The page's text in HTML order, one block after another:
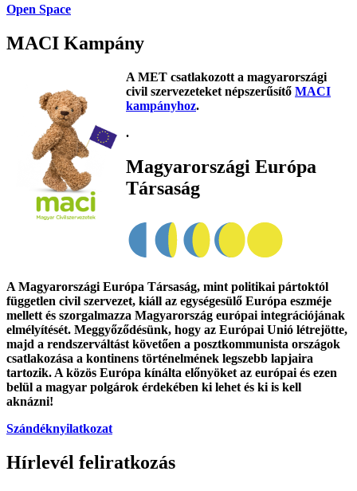
Open Space
MACI Kampány
A MET csatlakozott a magyarországi
civil szervezeteket népszerűsítő MACI
kampányhoz.
.
Magyarországi Európa
Társaság
A Magyarországi Európa Társaság, mint politikai pártoktól
független civil szervezet, kiáll az egységesülő Európa eszméje
mellett és szorgalmazza Magyarország európai integrációjának
elmélyítését. Meggyőződésünk, hogy az Európai Unió létrejötte,
majd a rendszerváltást követően a posztkommunista országok
csatlakozása a kontinens történelmének legszebb lapjaira
tartozik. A közös Európa kínálta előnyöket az európai és ezen
belül a magyar polgárok érdekében ki lehet és ki is kell
aknázni!
Szándéknyilatkozat
Hírlevél feliratkozás